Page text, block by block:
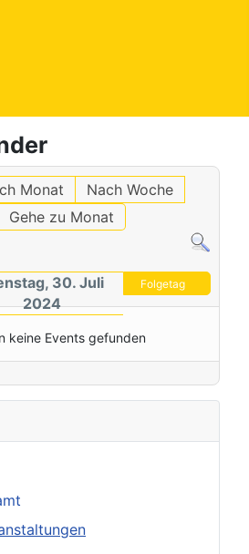
Monat
Nach Woche
Gehe zu Monat
30. Juli
2024
Folgetag
keine Events gefunden